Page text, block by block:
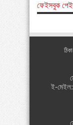
ফেইসবুক
ই-মেইল: